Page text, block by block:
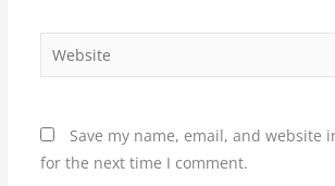
Website
Save my name, email, and website
for the next time I comment.